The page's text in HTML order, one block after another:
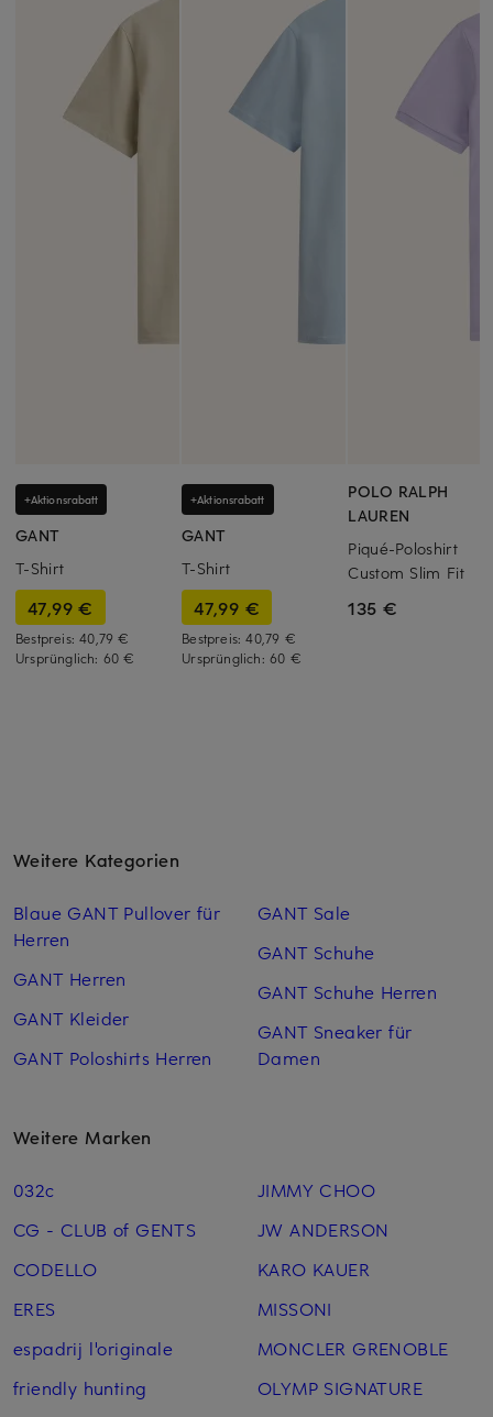
+Aktionsrabatt
GANT
T-Shirt
47,99 €
Bestpreis:40,79 €
Ursprünglich: 60 €
+Aktionsrabatt
GANT
T-Shirt
47,99 €
Bestpreis:40,79 €
Ursprünglich: 60 €
POLO RALPH
LAUREN
Piqué-Poloshirt
Custom Slim Fit
135 €
Weitere Kategorien
Blaue GANT Pullover für
Herren
GANT Herren
GANT Kleider
GANT Poloshirts Herren
GANT Sale
GANT Schuhe
GANT Schuhe Herren
GANT Sneaker für
Damen
Weitere Marken
032c
CG - CLUB of GENTS
CODELLO
ERES
espadrij l'originale
friendly hunting
JIMMY CHOO
JW ANDERSON
KARO KAUER
MISSONI
MONCLER GRENOBLE
OLYMP SIGNATURE